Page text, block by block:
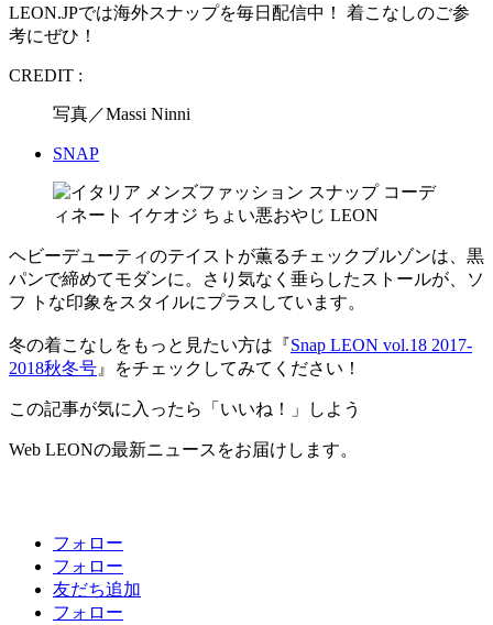
LEON.JPでは海外スナップを毎日配信中！ 着こなしのご参
考にぜひ！
CREDIT :
写真／Massi Ninni
SNAP
ヘビーデューティのテイストが薫るチェックブルゾンは、黒
パンで締めてモダンに。さり気なく垂らしたストールが、ソ
フ トな印象をスタイルにプラスしています。
冬の着こなしをもっと見たい方は『Snap LEON vol.18 2017-
2018秋冬号 』をチェックしてみてください！
この記事が気に入ったら「いいね！」しよう
Web LEONの最新ニュースをお届けします。
フォロー
フォロー
友だち追加
フォロー